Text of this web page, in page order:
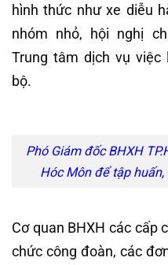
hình thức như xe diễu
nhóm nhỏ, hội nghị
Trung tâm dịch vụ
bộ.
Phó Giám đốc BHXH
Hóc Môn để tập
Cơ quan BHXH các cấp
chức công đoàn, các